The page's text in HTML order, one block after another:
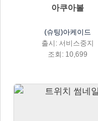
아쿠아볼
(슈팅)아케이드
출시: 서비스중지
조회: 10,699